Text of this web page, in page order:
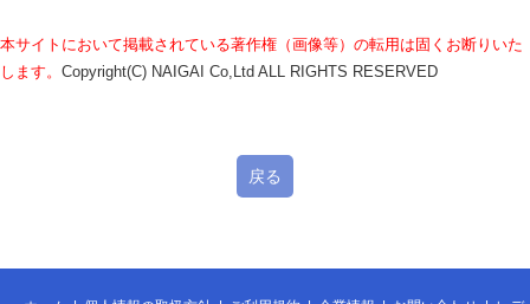
本サイトにおいて掲載されている著作権（画像等）の転用は固くお断りいた
します。 Copyright(C) NAIGAI Co,Ltd ALL RIGHTS RESERVED
戻る